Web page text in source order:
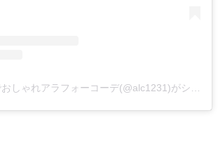
Naoki｜9割無地でおしゃれアラフォーコーデ(@alc1231)がシェアした投稿